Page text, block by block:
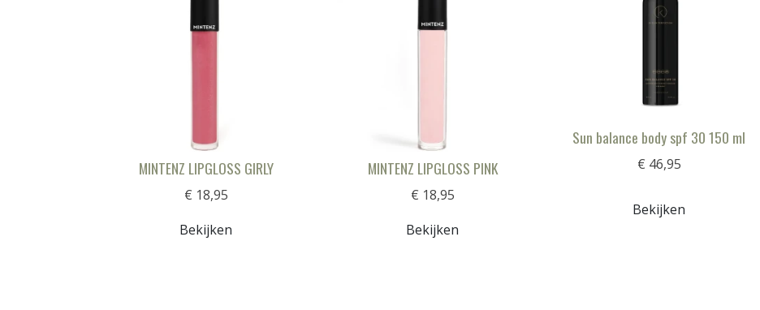
MINTENZ LIPGLOSS GIRLY
€ 18,95
Bekijken
MINTENZ LIPGLOSS PINK
€ 18,95
Bekijken
Sun balance body spf 30 150 ml
€ 46,95
Bekijken